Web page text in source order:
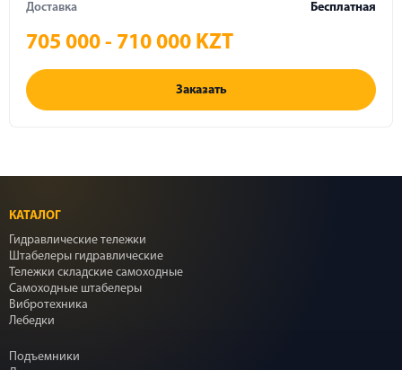
Доставка
Бесплатная
705 000 - 710 000 KZT
Заказать
КАТАЛОГ
Гидравлические тележки
Штабелеры гидравлические
Тележки складские самоходные
Самоходные штабелеры
Вибротехника
Лебедки
Подъемники